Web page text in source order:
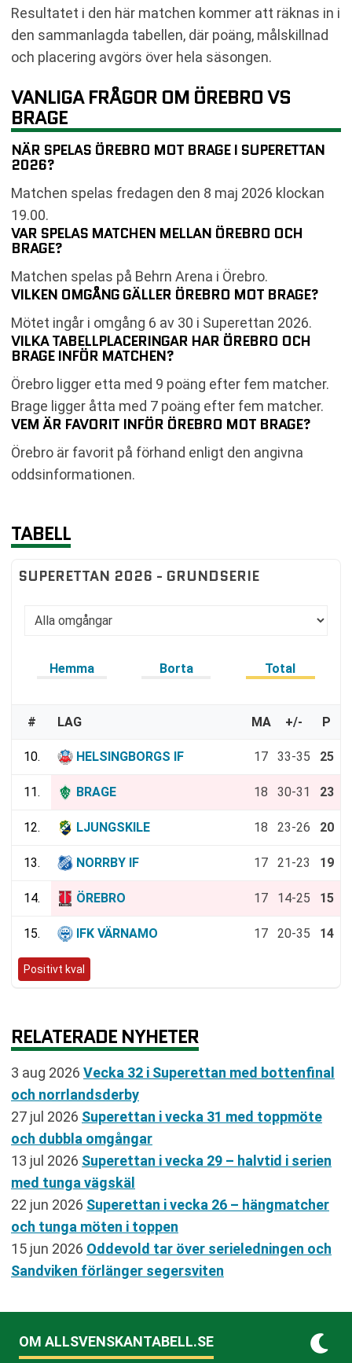
Resultatet i den här matchen kommer att räknas in i
den sammanlagda tabellen, där poäng, målskillnad
och placering avgörs över hela säsongen.
VANLIGA FRÅGOR OM ÖREBRO VS
BRAGE
NÄR SPELAS ÖREBRO MOT BRAGE I SUPERETTAN
2026?
Matchen spelas fredagen den 8 maj 2026 klockan
19.00.
VAR SPELAS MATCHEN MELLAN ÖREBRO OCH
BRAGE?
Matchen spelas på Behrn Arena i Örebro.
VILKEN OMGÅNG GÄLLER ÖREBRO MOT BRAGE?
Mötet ingår i omgång 6 av 30 i Superettan 2026.
VILKA TABELLPLACERINGAR HAR ÖREBRO OCH
BRAGE INFÖR MATCHEN?
Örebro ligger etta med 9 poäng efter fem matcher.
Brage ligger åtta med 7 poäng efter fem matcher.
VEM ÄR FAVORIT INFÖR ÖREBRO MOT BRAGE?
Örebro är favorit på förhand enligt den angivna
oddsinformationen.
TABELL
SUPERETTAN 2026 - GRUNDSERIE
Hemma Borta Total
# LAG MA +/- P
10. HELSINGBORGS IF 17 33-35 25
11. BRAGE 18 30-31 23
12. LJUNGSKILE 18 23-26 20
13. NORRBY IF 17 21-23 19
14. ÖREBRO 17 14-25 15
15. IFK VÄRNAMO 17 20-35 14
Positivt kval
RELATERADE NYHETER
3 aug 2026 Vecka 32 i Superettan med bottenfinal
och norrlandsderby
27 jul 2026 Superettan i vecka 31 med toppmöte
och dubbla omgångar
13 jul 2026 Superettan i vecka 29 – halvtid i serien
med tunga vägskäl
22 jun 2026 Superettan i vecka 26 – hängmatcher
och tunga möten i toppen
15 jun 2026 Oddevold tar över serieledningen och
Sandviken förlänger segersviten
OM ALLSVENSKANTABELL.SE